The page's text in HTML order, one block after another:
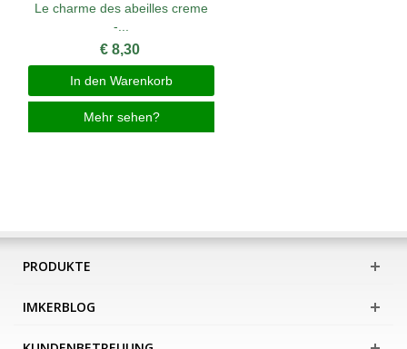
Le charme des abeilles creme
-...
€ 8,30
In den Warenkorb
Mehr sehen?
PRODUKTE
IMKERBLOG